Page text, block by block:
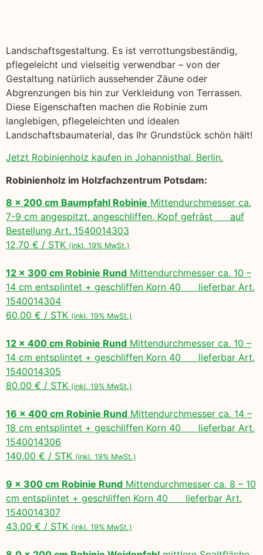
Landschaftsgestaltung. Es ist verrottungsbeständig,
pflegeleicht und vielseitig verwendbar – von der
Gestaltung natürlich aussehender Zäune oder
Abgrenzungen bis hin zur Verkleidung von Terrassen.
Diese Eigenschaften machen die Robinie zum
langlebigen, pflegeleichten und idealen
Landschaftsbaumaterial, das Ihr Grundstück schön hält!
Jetzt Robinienholz kaufen in Johannisthal, Berlin.
Robinienholz im Holzfachzentrum Potsdam:
8 x 200 cm Baumpfahl Robinie Mittendurchmesser ca.
7-9 cm angespitzt, angeschliffen, Kopf gefräst auf
Bestellung Art. 1540014303
12,70 € / STK (inkl. 19% MwSt.)
12 x 300 cm Robinie Rund Mittendurchmesser ca. 10 –
14 cm entsplintet + geschliffen Korn 40 lieferbar Art.
1540014304
60,00 € / STK (inkl. 19% MwSt.)
12 x 400 cm Robinie Rund Mittendurchmesser ca. 10 –
14 cm entsplintet + geschliffen Korn 40 lieferbar Art.
1540014305
80,00 € / STK (inkl. 19% MwSt.)
16 x 400 cm Robinie Rund Mittendurchmesser ca. 14 –
18 cm entsplintet + geschliffen Korn 40 lieferbar Art.
1540014306
140,00 € / STK (inkl. 19% MwSt.)
9 x 300 cm Robinie Rund Mittendurchmesser ca. 8 – 10
cm entsplintet + geschliffen Korn 40 lieferbar Art.
1540014307
43,00 € / STK (inkl. 19% MwSt.)